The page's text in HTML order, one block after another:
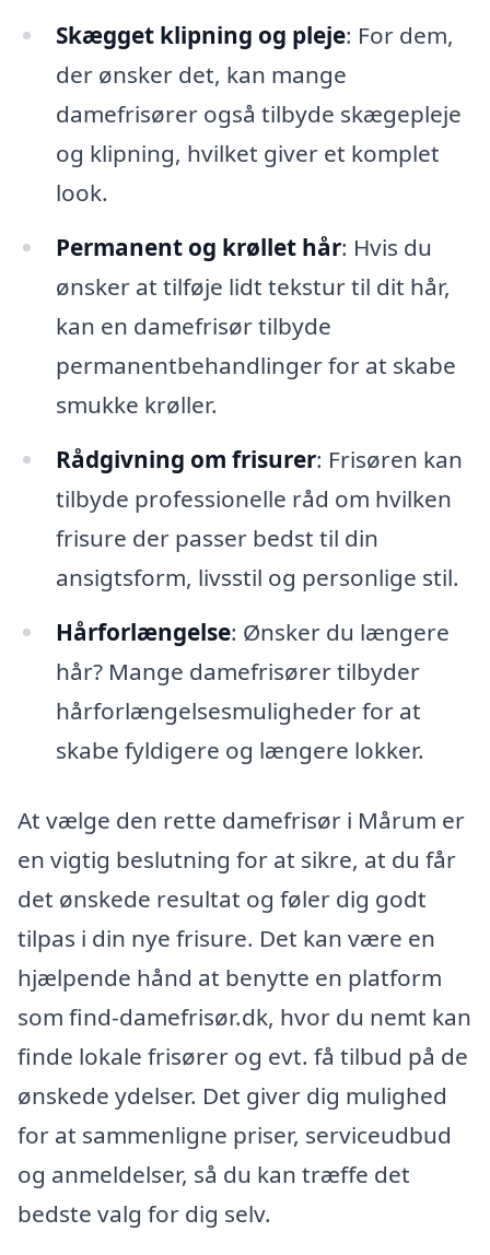
Skægget klipning og pleje: For dem,
der ønsker det, kan mange
damefrisører også tilbyde skægepleje
og klipning, hvilket giver et komplet
look.
Permanent og krøllet hår: Hvis du
ønsker at tilføje lidt tekstur til dit hår,
kan en damefrisør tilbyde
permanentbehandlinger for at skabe
smukke krøller.
Rådgivning om frisurer: Frisøren kan
tilbyde professionelle råd om hvilken
frisure der passer bedst til din
ansigtsform, livsstil og personlige stil.
Hårforlængelse: Ønsker du længere
hår? Mange damefrisører tilbyder
hårforlængelsesmuligheder for at
skabe fyldigere og længere lokker.
At vælge den rette damefrisør i Mårum er
en vigtig beslutning for at sikre, at du får
det ønskede resultat og føler dig godt
tilpas i din nye frisure. Det kan være en
hjælpende hånd at benytte en platform
som find-damefrisør.dk, hvor du nemt kan
finde lokale frisører og evt. få tilbud på de
ønskede ydelser. Det giver dig mulighed
for at sammenligne priser, serviceudbud
og anmeldelser, så du kan træffe det
bedste valg for dig selv.